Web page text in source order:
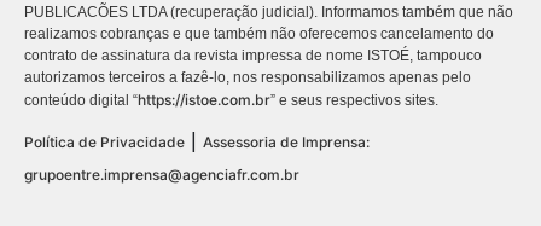
PUBLICACÕES LTDA (recuperação judicial). Informamos também que não
realizamos cobranças e que também não oferecemos cancelamento do
contrato de assinatura da revista impressa de nome ISTOÉ, tampouco
autorizamos terceiros a fazê-lo, nos responsabilizamos apenas pelo
conteúdo digital “https://istoe.com.br” e seus respectivos sites.
Política de Privacidade
Assessoria de Imprensa:
grupoentre.imprensa@agenciafr.com.br